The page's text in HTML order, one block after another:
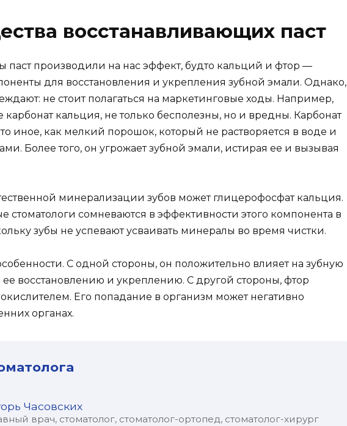
восстанавливающих паст
паст производили на нас эффект, будто кальций и фтор —
для восстановления и укрепления зубной эмали. Однако,
не стоит полагаться на маркетинговые ходы. Например,
кальция, не только бесполезны, но и вредны. Карбонат
иное, как мелкий порошок, который не растворяется в воде и
Более того, он угрожает зубной эмали, истирая ее и вызывая
минерализации зубов может глицерофосфат кальция.
стоматологи сомневаются в эффективности этого компонента в
зубы не успевают усваивать минералы во время чистки.
С одной стороны, он положительно влияет на зубную
ее восстановлению и укреплению. С другой стороны, фтор
Его попадание в организм может негативно
органах.
Часовских
врач, стоматолог, стоматолог-ортопед, стоматолог-хирург